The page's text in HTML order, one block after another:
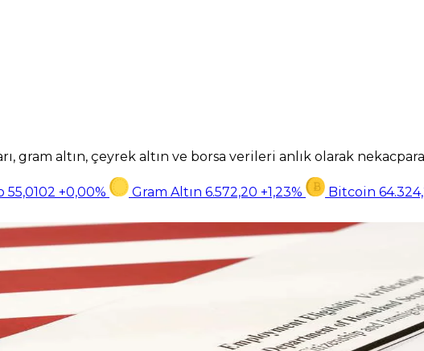
gram altın, çeyrek altın ve borsa verileri anlık olarak
55,0102 +0,00% Gram Altın 6.572,20 +1,23% Bitcoin